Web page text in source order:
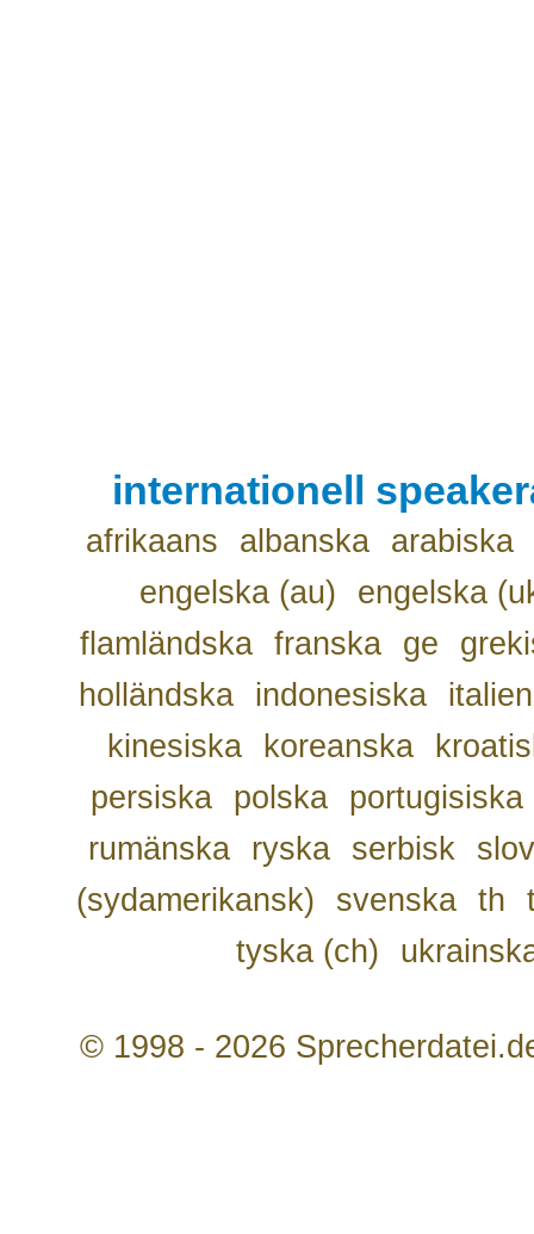
internationell
afrikaans albanska
arabiska
engelska (au)
engelska
flamländska franska ge
holländska
indonesiska
kinesiska
koreanska
persiska
polska
portugisiska
rumänska
ryska serbisk
(sydamerikansk)
svenska th
tyska (ch)
© 1998 - 2026